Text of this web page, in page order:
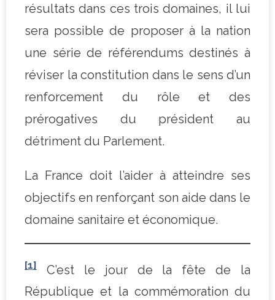
résultats dans ces trois domaines, il lui
sera possible de proposer à la nation
une série de référendums destinés à
réviser la constitution dans le sens d’un
renforcement du rôle et des
prérogatives du président au
détriment du Parlement.
La France doit l’aider à atteindre ses
objectifs en renforçant son aide dans le
domaine sanitaire et économique.
[1]
C’est le jour de la fête de la
République et la commémoration du